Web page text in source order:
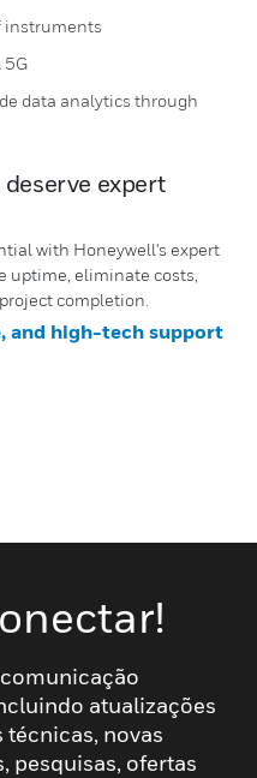
instruments
5G
data analytics through
expert
with Honeywell's expert
uptime, eliminate costs,
completion.
and high-tech support
atualizações
novas
pesquisas, ofertas